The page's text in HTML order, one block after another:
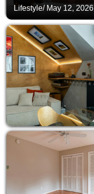
Lifestyle/ May 12, 2026